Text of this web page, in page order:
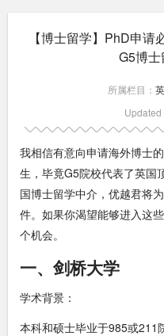
【博士留学】PhD申请
G5博
所属栏目：
Updated
我相信有意向申请海外博士
生，毕竟G5院校代表了英国
国博士留学中介，优越君将
件。如果你渴望能够进入这
个机会。
一、剑桥大学
学术背景：
本科和硕士毕业于985或211